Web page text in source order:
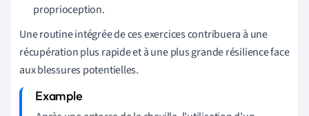
proprioception.
Une routine intégrée de ces exercices contribuera à une
récupération plus rapide et à une plus grande résilience face
aux blessures potentielles.